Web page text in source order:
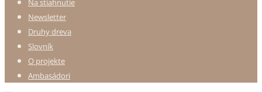
Na stiahnutie
Newsletter
Druhy dreva
Slovník
O projekte
Ambasádori